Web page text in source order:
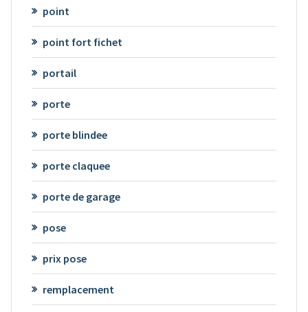
point
point fort fichet
portail
porte
porte blindee
porte claquee
porte de garage
pose
prix pose
remplacement